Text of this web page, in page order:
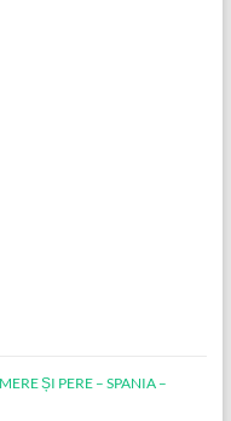
ȘI PERE – SPANIA –